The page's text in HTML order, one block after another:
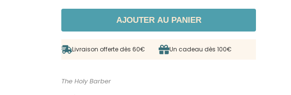
AJOUTER AU PANIER
Livraison offerte dès 60€ Un cadeau dès 100€
The Holy Barber